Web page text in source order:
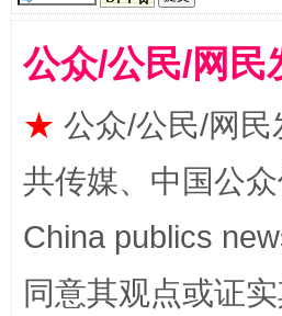
受贿1.44亿！段成刚被判无
公众/公民/网民
★ 公众/公民/网
共传媒、中国公
China publics
同意其观点或证